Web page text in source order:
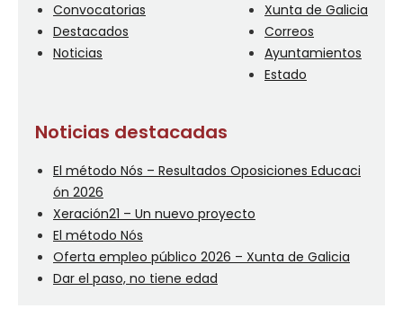
Convocatorias
Destacados
Noticias
Xunta de Galicia
Correos
Ayuntamientos
Estado
Noticias destacadas
El método Nós – Resultados Oposiciones Educaci
ón 2026
Xeración21 – Un nuevo proyecto
El método Nós
Oferta empleo público 2026 – Xunta de Galicia
Dar el paso, no tiene edad